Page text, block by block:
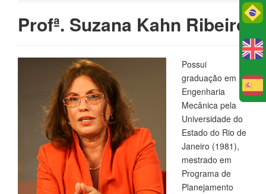
Profª. Suzana Kahn Ribeiro
Possui
graduação em
Engenharia
Mecânica pela
Universidade do
Estado do Rio de
Janeiro (1981),
mestrado em
Programa de
Planejamento